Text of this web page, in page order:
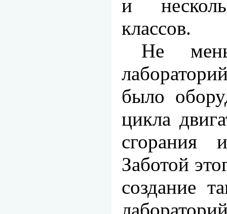
и
классов.
Не
было
цикла
сгорания
Заботой
создание